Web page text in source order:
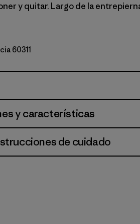
y quitar. Largo de la
60311
y características
de cuidado